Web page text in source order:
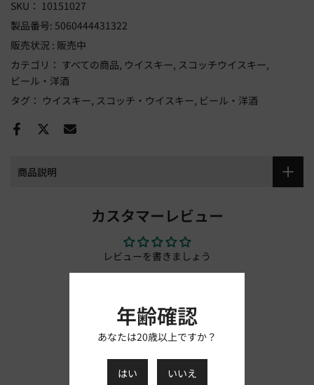
SKU： 10151027
製品番号: 5060444431322
販売状況 : 販売中
カテゴリ： すべての商品 ウイスキー スコッチウイスキー
ビール・洋酒
タグ： ウイスキー スコッチ・ウイスキー ビール・洋酒
商品説明
カスタマーレビュー
レビューを書きましょう
年齢確認
あなたは20歳以上ですか？
はい いいえ